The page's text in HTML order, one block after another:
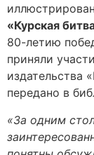
«Курская
80-летию
приняли
издательства
передано в
«За одним